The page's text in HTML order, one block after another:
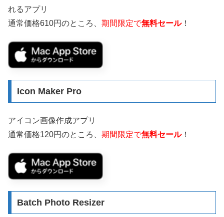
れるアプリ
通常価格610円のところ、 期間限定で無料セール！
Icon Maker Pro
アイコン画像作成アプリ
通常価格120円のところ、 期間限定で無料セール！
Batch Photo Resizer